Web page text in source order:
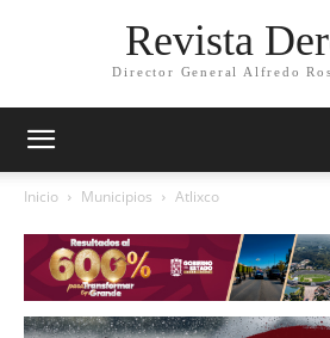
Revista
Director General Alfredo
Inicio Municipios Atlixco